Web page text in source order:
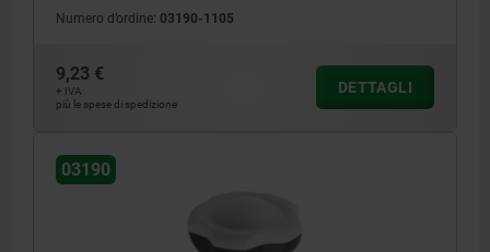
Numero d’ordine: 03190-1105
9,23 €
+ IVA
più le spese di spedizione
DETTAGLI
03190